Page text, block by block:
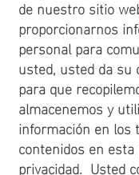
de nuestro sitio
proporcionarnos
personal para
usted, usted da
para que
almacenemos y
información en los
contenidos en
privacidad. Usted